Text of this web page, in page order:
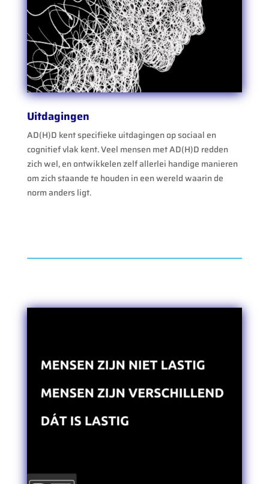
Uitdagingen
AD(H)D kent specifieke uitdagingen op sociaal en
cognitief vlak kent. Veel mensen met AD(H)D redden
zich wel, en ontwikkelen zelf allerlei handige manieren
om zich staande te houden in een wereld waarin de
norm anders ligt.